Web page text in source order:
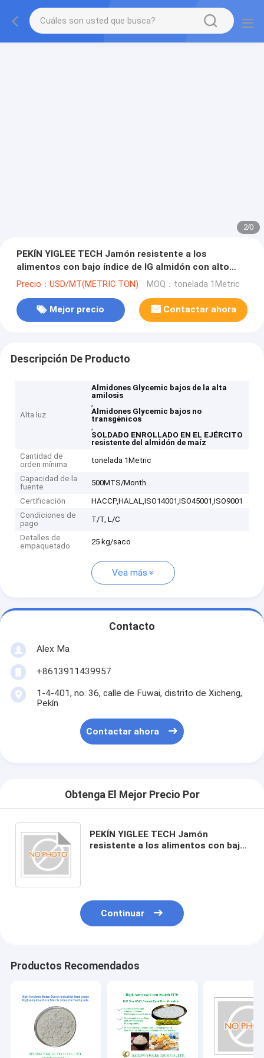
2/0
PEKÍN YIGLEE TECH Jamón resistente a los
alimentos con bajo índice de IG almidón con alto
índice de amilosa no transgénico
Precio：USD/MT(METRIC TON) MOQ：tonelada 1Metric
Mejor precio Contactar ahora
Descripción De Producto
Alta luz
Almidones Glycemic bajos de la alta
amilosis
,
Almidones Glycemic bajos no
transgénicos
,
SOLDADO ENROLLADO EN EL EJÉRCITO
resistente del almidón de maíz
Cantidad de
orden mínima
tonelada 1Metric
Capacidad de la
fuente
500MTS/Month
Certificación
HACCP,HALAL,ISO14001,ISO45001,ISO9001
Condiciones de
pago
T/T, L/C
Detalles de
empaquetado
25 kg/saco
Vea más
Contacto
Alex Ma
+8613911439957
1-4-401, no. 36, calle de Fuwai, distrito de Xicheng,
Pekín
Contactar ahora
Obtenga El Mejor Precio Por
PEKÍN YIGLEE TECH Jamón
resistente a los alimentos con bajo
Continuar
Productos Recomendados